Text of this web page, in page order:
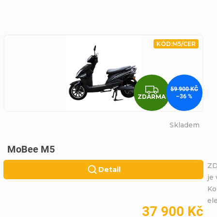
ZDARMA
ZDARMA
59 900 KČ
–36 %
MoBee M5
Skladem
37 900 Kč
Detail
je
KÓD:M5/CER